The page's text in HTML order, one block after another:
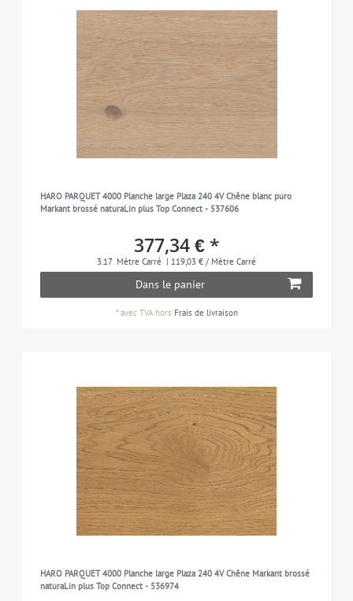
HARO PARQUET 4000 Planche large Plaza 240 4V Chêne blanc puro
Markant brossé naturaLin plus Top Connect - 537606
377,34 € *
3.17 Mètre Carré | 119,03 € / Mètre Carré
Dans le panier
*avec TVAhors Frais de livraison
HARO PARQUET 4000 Planche large Plaza 240 4V Chêne Markant brossé
naturaLin plus Top Connect - 536974